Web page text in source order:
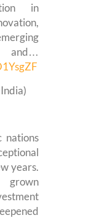
in
nations
years.